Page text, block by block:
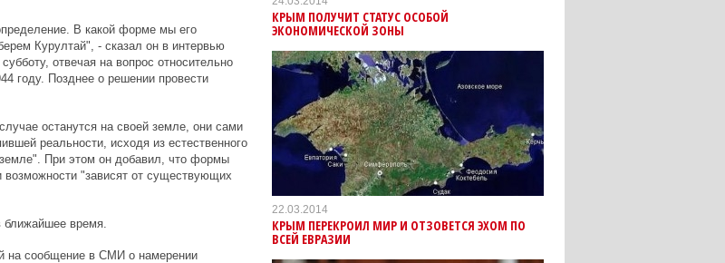
В какой форме мы его
Курултай", - сказал он в интервью
отвечая на вопрос относительно
году. Позднее о решении провести
останутся на своей земле, они сами
реальности, исходя из естественного
При этом он добавил, что формы
"зависят от существующих
время.
на сообщение в СМИ о намерении
КРЫМ ПОЛУЧИТ СТАТУС ОСОБОЙ
ЭКОНОМИЧЕСКОЙ ЗОНЫ
22.03.2014
КРЫМ ПЕРЕКРОИЛ МИР И ОТЗОВЕТСЯ ЭХОМ ПО
ВСЕЙ ЕВРАЗИИ